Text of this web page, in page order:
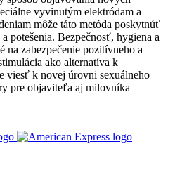
vyvinutým elektródam a
môže táto metóda poskytnúť
potešenia. Bezpečnosť, hygiena a
zabezpečenie pozitívneho a
ako alternatíva k
viesť k novej úrovni sexuálneho
pre objaviteľa aj milovníka